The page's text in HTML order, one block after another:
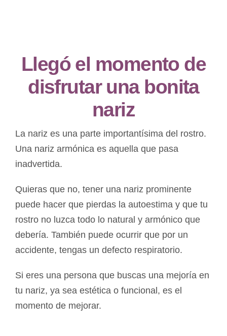
Llegó el momento de
disfrutar una bonita
nariz
La nariz es una parte importantísima del rostro.
Una nariz armónica es aquella que pasa
inadvertida.
Quieras que no, tener una nariz prominente
puede hacer que pierdas la autoestima y que tu
rostro no luzca todo lo natural y armónico que
debería. También puede ocurrir que por un
accidente, tengas un defecto respiratorio.
Si eres una persona que buscas una mejoría en
tu nariz, ya sea estética o funcional, es el
momento de mejorar.